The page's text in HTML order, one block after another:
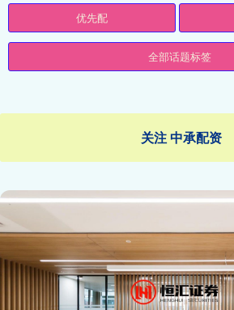
优先配
全部话题标签
关注 中承配资